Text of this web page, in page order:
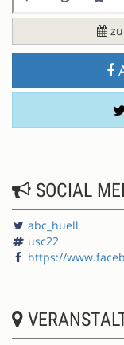
SOCIAL
abc_huell
usc22
https://